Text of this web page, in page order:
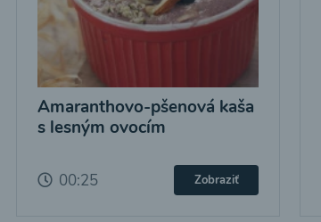
Amaranthovo-pšenová kaša
s lesným ovocím
00:25 Zobraziť